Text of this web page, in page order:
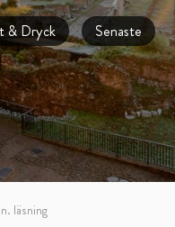
& Dryck
Senaste
läsning